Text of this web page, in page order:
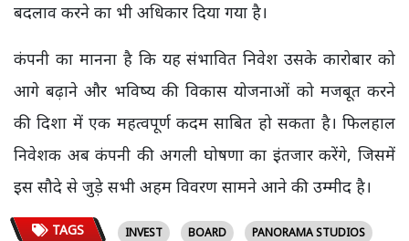
बदलाव करने का भी अधिकार दिया गया है।
कंपनी का मानना है कि यह संभावित निवेश उसके कारोबार को
आगे बढ़ाने और भविष्य की विकास योजनाओं को मजबूत करने
की दिशा में एक महत्वपूर्ण कदम साबित हो सकता है। फिलहाल
निवेशक अब कंपनी की अगली घोषणा का इंतजार करेंगे, जिसमें
इस सौदे से जुड़े सभी अहम विवरण सामने आने की उम्मीद है।
TAGS INVEST BOARD
PANORAMA STUDIOS